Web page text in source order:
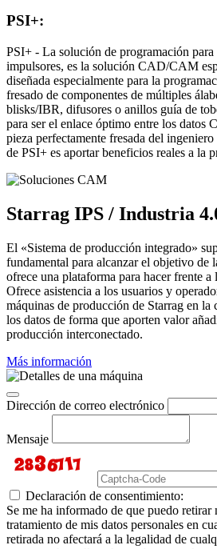
PSI+:
PSI+ - La solución de programación para
impulsores, es la solución CAD/CAM
diseñada especialmente para la
fresado de componentes de múltiples
blisks/IBR, difusores o anillos guía de
para ser el enlace óptimo entre los datos
pieza perfectamente fresada del
de PSI+ es aportar beneficios reales a la
Starrag IPS / Industria
El «Sistema de producción integrado»
fundamental para alcanzar el objetivo de
ofrece una plataforma para hacer frente a
Ofrece asistencia a los usuarios y
máquinas de producción de Starrag en la
los datos de forma que aporten valor
producción interconectado.
Más información
Dirección de correo electrónico
Mensaje
Declaración de consentimiento:
Se me ha informado de que puedo retirar
tratamiento de mis datos personales en
retirada no afectará a la legalidad de